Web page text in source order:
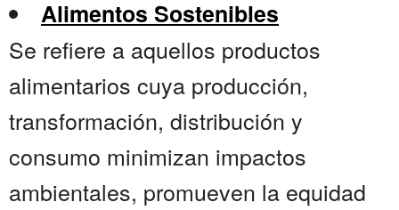
Alimentos Sostenibles
Se refiere a aquellos productos
alimentarios cuya producción,
transformación, distribución y
consumo minimizan impactos
ambientales, promueven la equidad